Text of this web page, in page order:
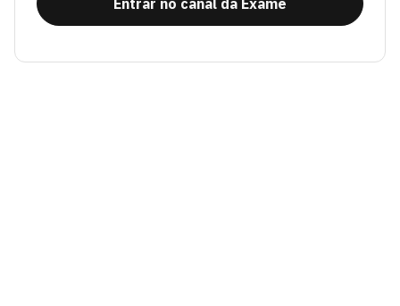
Entrar no canal da Exame